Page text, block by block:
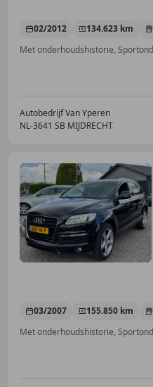
02/2012 134.623 km
Autobedrijf Van Yperen
NL-3641 SB MIJDRECHT
03/2007 155.850 km